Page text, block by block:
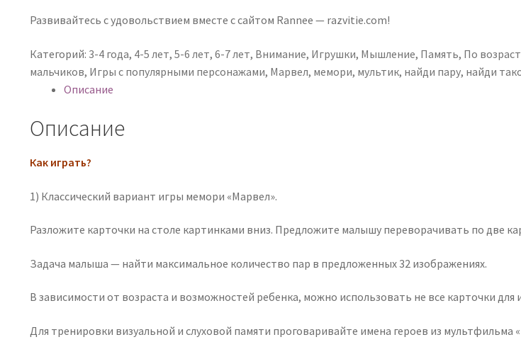
Развивайтесь с удовольствием вместе с сайтом Rannee — razvitie.com!
Категорий: 3-4 года, 4-5 лет, 5-6 лет, 6-7 лет, Внимание, Игрушки, Мышление, Память, По
мальчиков, Игры с популярными персонажами, Марвел, мемори, мультик, найди пару, найди
Описание
Описание
Как играть?
1) Классический вариант игры мемори «Марвел».
Разложите карточки на столе картинками вниз. Предложите малышу переворачивать по две
Задача малыша — найти максимальное количество пар в предложенных 32 изображениях.
В зависимости от возраста и возможностей ребенка, можно использовать не все карточки для
Для тренировки визуальной и слуховой памяти проговаривайте имена героев из мультфильма